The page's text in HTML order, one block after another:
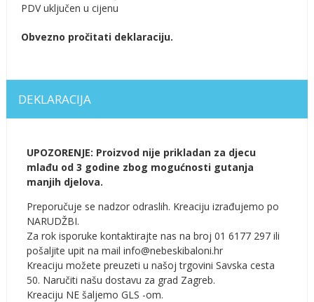
PDV uključen u cijenu
Obvezno pročitati deklaraciju.
DEKLARACIJA
UPOZORENJE: Proizvod nije prikladan za djecu
mlađu od 3 godine zbog mogućnosti gutanja
manjih djelova.
Preporučuje se nadzor odraslih. Kreaciju izrađujemo po
NARUDŽBI.
Za rok isporuke kontaktirajte nas na broj 01 6177 297 ili
pošaljite upit na mail info@nebeskibaloni.hr
Kreaciju možete preuzeti u našoj trgovini Savska cesta
50. Naručiti našu dostavu za grad Zagreb.
Kreaciju NE šaljemo GLS -om.